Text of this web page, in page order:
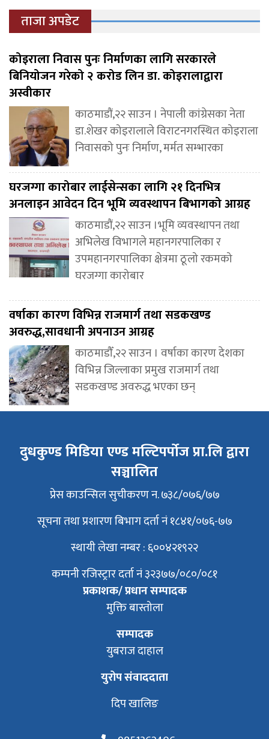
ताजा अपडेट
कोइराला निवास पुनः निर्माणका लागि सरकारले
बिनियोजन गरेको २ करोड लिन डा. कोइरालाद्वारा
अस्वीकार
काठमाडौं,२२ साउन । नेपाली कांग्रेसका नेता
डा.शेखर कोइरालाले विराटनगरस्थित कोइराला
निवासको पुनः निर्माण, मर्मत सम्भारका
घरजग्गा कारोबार लाईसेन्सका लागि २१ दिनभित्र
अनलाइन आवेदन दिन भूमि व्यवस्थापन बिभागको आग्रह
काठमाडौं,२२ साउन ।भूमि व्यवस्थापन तथा
अभिलेख विभागले महानगरपालिका र
उपमहानगरपालिका क्षेत्रमा ठूलो रकमको
घरजग्गा कारोबार
वर्षाका कारण विभिन्न राजमार्ग तथा सडकखण्ड
अवरुद्ध,सावधानी अपनाउन आग्रह
काठमाडौँ,२२ साउन । वर्षाका कारण देशका
विभिन्न जिल्लाका प्रमुख राजमार्ग तथा
सडकखण्ड अवरुद्ध भएका छन्
दुधकुण्ड मिडिया एण्ड मल्टिपर्पोज प्रा.लि द्वारा
सञ्चालित
प्रेस काउन्सिल सुचीकरण न. ७३८/०७६/७७
सूचना तथा प्रशारण बिभाग दर्ता नं १८४१/०७६-७७
स्थायी लेखा नम्बर : ६००४२१९२२
कम्पनी रजिस्ट्रार दर्ता नं ३२३७७/०८०/०८१
प्रकाशक/ प्रधान सम्पादक
मुक्ति बास्तोला
सम्पादक
युबराज दाहाल
युरोप संवाददाता
दिप खालिङ